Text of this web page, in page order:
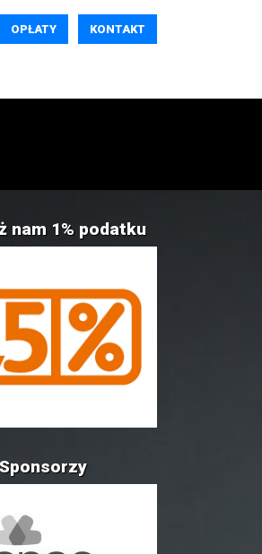
OPŁATY KONTAKT
nam 1% podatku
Sponsorzy